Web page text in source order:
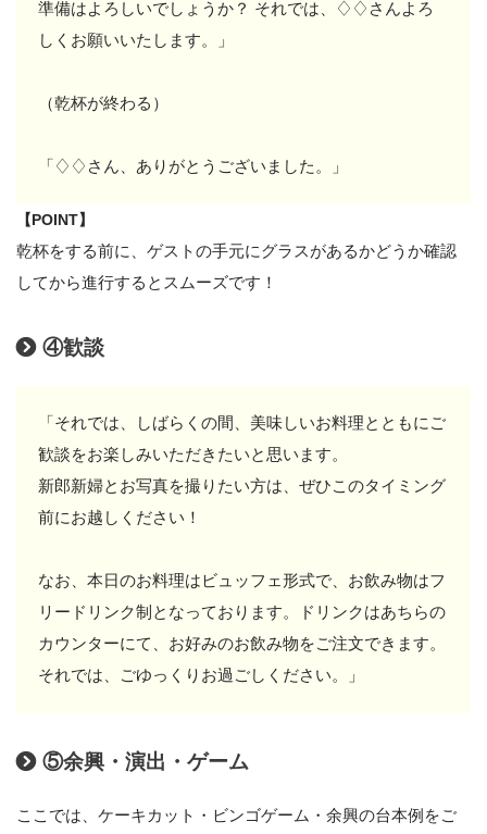
準備はよろしいでしょうか？ それでは、♢♢さんよろ
しくお願いいたします。」
（乾杯が終わる）
「♢♢さん、ありがとうございました。」
【POINT】
乾杯をする前に、ゲストの手元にグラスがあるかどうか確認
してから進行するとスムーズです！
④歓談
「それでは、しばらくの間、美味しいお料理とともにご
歓談をお楽しみいただきたいと思います。
新郎新婦とお写真を撮りたい方は、ぜひこのタイミング
前にお越しください！
なお、本日のお料理はビュッフェ形式で、お飲み物はフ
リードリンク制となっております。ドリンクはあちらの
カウンターにて、お好みのお飲み物をご注文できます。
それでは、ごゆっくりお過ごしください。」
⑤余興・演出・ゲーム
ここでは、ケーキカット・ビンゴゲーム・余興の台本例をご